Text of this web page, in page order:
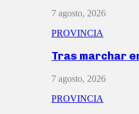
7 agosto, 2026
PROVINCIA
Tras marchar
7 agosto, 2026
PROVINCIA